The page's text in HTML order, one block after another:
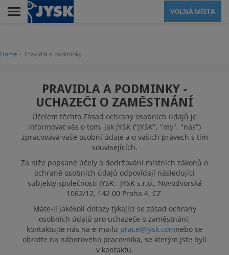
Skip
VOLNÁ MÍSTA
ODDĚLENÍ
ZÁKAZNICKÉHO
SERVISU
CENTRÁLA
KARIÉRNÍ CESTY
KOLEGŮ
Home Pravidla a podminky
PRAVIDLA A PODMINKY -
UCHAZEČI O ZAMĚSTNÁNÍ
Účelem těchto Zásad ochrany osobních údajů je
informovat vás o tom, jak JYSK ("JYSK", "my", "nás")
zpracovává vaše osobní údaje a o vašich právech s tím
souvisejících.
Za níže popsané účely a dodržování místních zákonů o
ochraně osobních údajů odpovídají následující
subjekty společnosti JYSK: JYSK s.r.o., Novodvorská
1062/12, 142 00 Praha 4, CZ
Máte-li jakékoli dotazy týkající se zásad ochrany
osobních údajů pro uchazeče o zaměstnání,
kontaktujte nás na e-mailu prace@jysk.comnebo se
obraťte na náborového pracovníka, se kterým jste byli
v kontaktu.